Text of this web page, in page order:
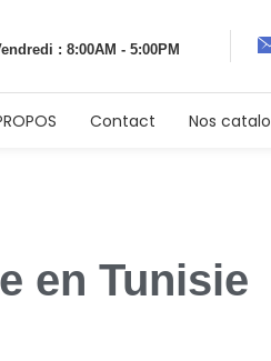
: 8:00AM - 5:00PM
Contact Nos
en Tunisie